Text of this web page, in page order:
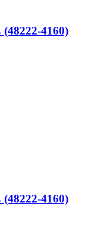
4160)
4160)